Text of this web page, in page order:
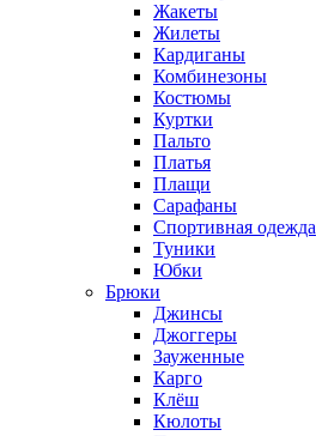
Жакеты
Жилеты
Кардиганы
Комбинезоны
Костюмы
Куртки
Пальто
Платья
Плащи
Сарафаны
Спортивная одежда
Туники
Юбки
Брюки
Джинсы
Джоггеры
Зауженные
Карго
Клёш
Кюлоты